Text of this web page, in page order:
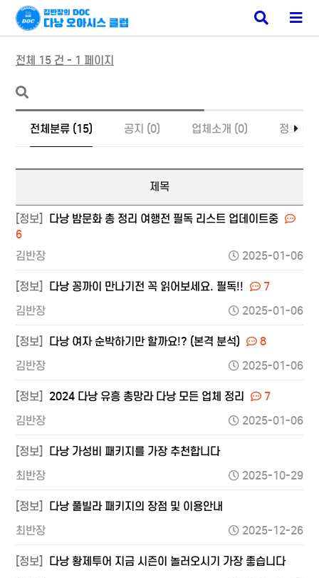
검
색
메
뉴
다낭 밤문화
전체 15 건 - 1 페이지
전체분류 (15) 공지 (0) 업체소개 (0) 정보
제목
[정보]
다낭 밤문화 총 정리 여행전 필독 리스트 업데이트중
6
김반장
2025-01-06
[정보] 다낭 꽁까이 만나기전 꼭 읽어보세요. 필독!!
7
김반장
2025-01-06
[정보] 다낭 여자 순박하기만 할까요!? (본격 분석)
8
김반장
2025-01-06
[정보] 2024 다낭 유흥 총망라 다낭 모든 업체 정리
7
김반장
2025-01-06
[정보]
다낭 가성비 패키지를 가장 추천합니다
최반장
2025-10-29
[정보]
다낭 풀빌라 패키지의 장점 및 이용안내
최반장
2025-12-26
[정보]
다낭 황제투어 지금 시즌이 놀러오시기 가장 좋습니다